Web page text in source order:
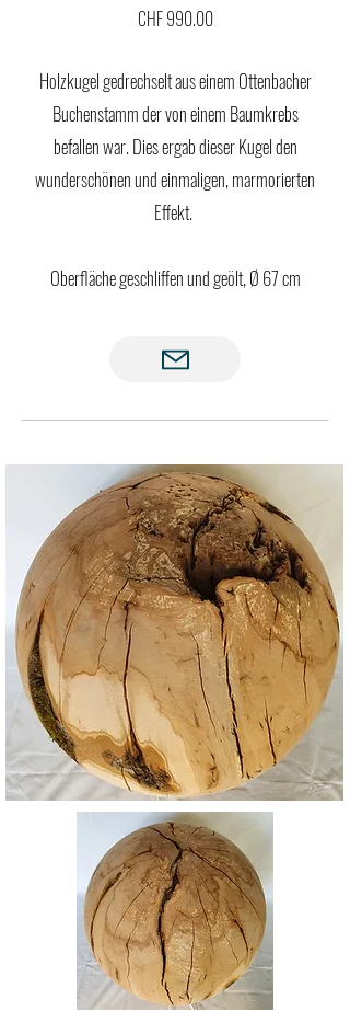
CHF 990.00
Holzkugel gedrechselt aus einem Ottenbacher
Buchenstamm der von einem Baumkrebs
befallen war. Dies ergab dieser Kugel den
wunderschönen und einmaligen, marmorierten
Effekt.
Oberfläche geschliffen und geölt, Ø 67 cm